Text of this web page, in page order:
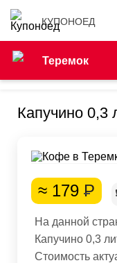
КУПОНОЕД
Теремок
Капучино 0,3
≈ 179 Р
На данной
Капучино 0,3
Стоимость